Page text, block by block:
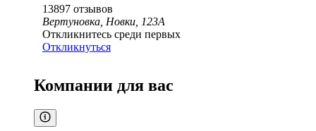
13897 отзывов
Вертуновка, Новки, 123А
Откликнитесь среди первых
Откликнуться
Компании для вас